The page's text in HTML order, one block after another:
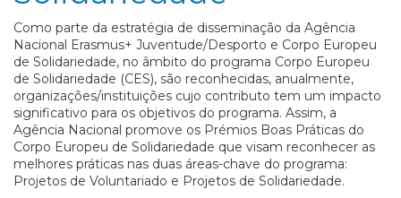
Como parte da estratégia de disseminação da Agência
Nacional Erasmus+ Juventude/Desporto e Corpo Europeu
de Solidariedade, no âmbito do programa Corpo Europeu
de Solidariedade (CES), são reconhecidas, anualmente,
organizações/instituições cujo contributo tem um impacto
significativo para os objetivos do programa. Assim, a
Agência Nacional promove os Prémios Boas Práticas do
Corpo Europeu de Solidariedade que visam reconhecer as
melhores práticas nas duas áreas-chave do programa:
Projetos de Voluntariado e Projetos de Solidariedade.